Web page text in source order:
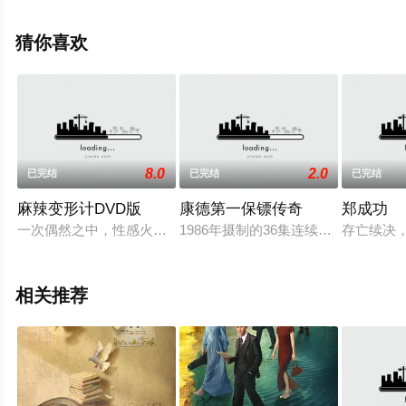
猜你喜欢
已完结 8.0
麻辣变形计DVD版
一次偶然之中，性感火辣的关小迪（迪丽热巴 饰）进入了保镖
已完结 2.0
康德第一保镖传奇
1986年摄制的36集连续剧。描写伪满
已完结
郑成功
存亡续决
相关推荐